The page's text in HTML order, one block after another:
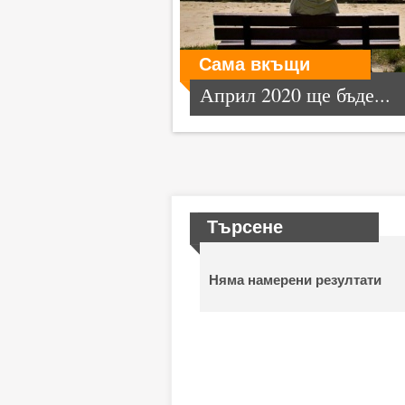
Сама вкъщи
Април 2020 ще бъде...
Търсене
Няма намерени резултати